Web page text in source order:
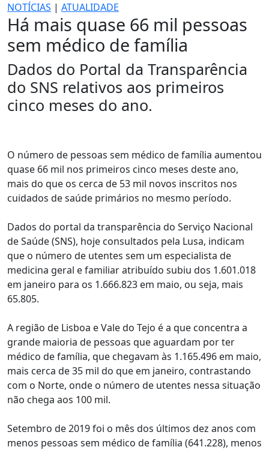
NOTÍCIAS | ATUALIDADE
Há mais quase 66 mil pessoas
sem médico de família
Dados do Portal da Transparência
do SNS relativos aos primeiros
cinco meses do ano.
O número de pessoas sem médico de família aumentou
quase 66 mil nos primeiros cinco meses deste ano,
mais do que os cerca de 53 mil novos inscritos nos
cuidados de saúde primários no mesmo período.
Dados do portal da transparência do Serviço Nacional
de Saúde (SNS), hoje consultados pela Lusa, indicam
que o número de utentes sem um especialista de
medicina geral e familiar atribuído subiu dos 1.601.018
em janeiro para os 1.666.823 em maio, ou seja, mais
65.805.
A região de Lisboa e Vale do Tejo é a que concentra a
grande maioria de pessoas que aguardam por ter
médico de família, que chegavam às 1.165.496 em maio,
mais cerca de 35 mil do que em janeiro, contrastando
com o Norte, onde o número de utentes nessa situação
não chega aos 100 mil.
Setembro de 2019 foi o mês dos últimos dez anos com
menos pessoas sem médico de família (641.228), menos